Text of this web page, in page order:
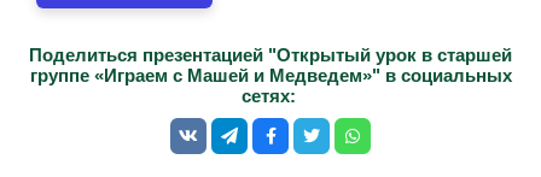
Поделиться презентацией "Открытый урок в старшей
группе «Играем с Машей и Медведем»" в социальных
сетях: